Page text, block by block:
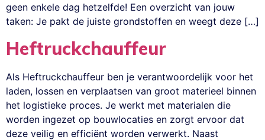
geen enkele dag hetzelfde! Een overzicht van jouw
taken: Je pakt de juiste grondstoffen en weegt deze […]
Heftruckchauffeur
Als Heftruckchauffeur ben je verantwoordelijk voor het
laden, lossen en verplaatsen van groot materieel binnen
het logistieke proces. Je werkt met materialen die
worden ingezet op bouwlocaties en zorgt ervoor dat
deze veilig en efficiënt worden verwerkt. Naast